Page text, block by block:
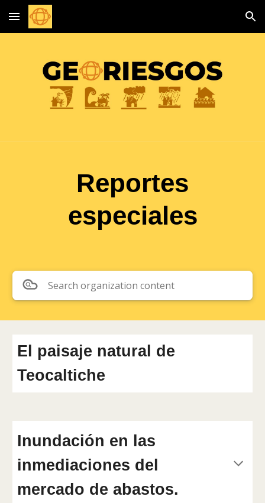
Skip to main content Skip to navigation
Reportes
especiales
Search organization content
El paisaje natural de
Teocaltiche
Inundación en las
inmediaciones del
mercado de abastos.